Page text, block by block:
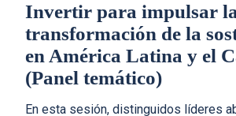
Invertir para impulsar la
transformación de la
en América Latina y el
(Panel temático)
En esta sesión, distinguidos líderes